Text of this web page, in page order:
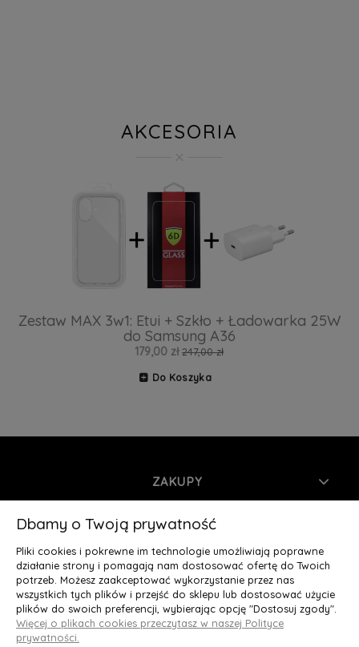
AKCESORIA
Zestaw MAX 3w1: Etui + Szkło + Ładowarka 25W
do Samsung A36
179,00 zł 247,00 zł
Do Koszyka
ZAKUPY
INFORMACJE
MOJE KONTO
O NAS
Deluxury.pl
Dbamy o Twoją prywatność
Pliki cookies i pokrewne im technologie umożliwiają poprawne
działanie strony i pomagają nam dostosować ofertę do Twoich
potrzeb. Możesz zaakceptować wykorzystanie przez nas
wszystkich tych plików i przejść do sklepu lub dostosować użycie
plików do swoich preferencji, wybierając opcję "Dostosuj zgody".
Więcej o plikach cookies przeczytasz w naszej Polityce
prywatności.